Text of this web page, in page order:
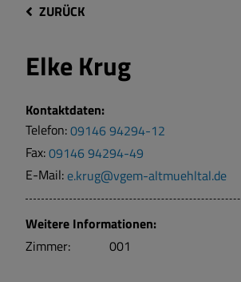
ZURÜCK
Elke Krug
Kontaktdaten:
Telefon:09146 94294-12
Fax:09146 94294-49
E-Mail: e.krug@vgem-altmuehltal.de
Weitere Informationen:
Zimmer:
001